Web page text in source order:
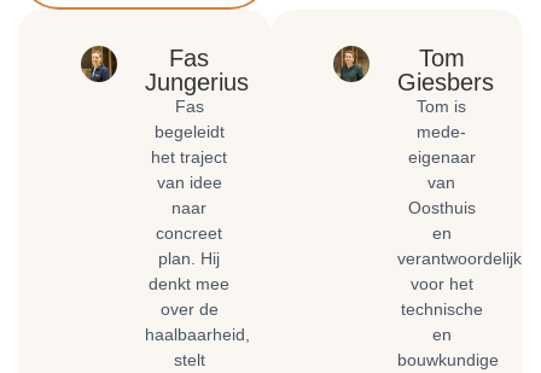
Fas
Jungerius
Fas
begeleidt
het traject
van idee
naar
concreet
plan. Hij
denkt mee
over de
haalbaarheid,
stelt
Tom
Giesbers
Tom is
mede-
eigenaar
van
Oosthuis
en
verantwoordelijk
voor het
technische
en
bouwkundige